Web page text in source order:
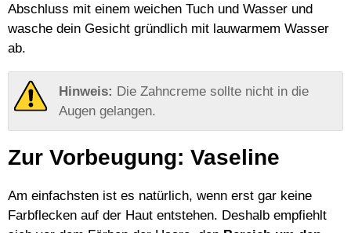
Abschluss mit einem weichen Tuch und Wasser und
wasche dein Gesicht gründlich mit lauwarmem Wasser
ab.
Die Zahncreme sollte nicht in die
Augen gelangen.
Zur Vorbeugung: Vaseline
Am einfachsten ist es natürlich, wenn erst gar keine
Farbflecken auf der Haut entstehen. Deshalb empfiehlt